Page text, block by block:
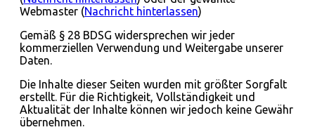
Webmaster (Nachricht hinterlassen)
Gemäß § 28 BDSG widersprechen wir jeder
kommerziellen Verwendung und Weitergabe unserer
Daten.
Die Inhalte dieser Seiten wurden mit größter Sorgfalt
erstellt. Für die Richtigkeit, Vollständigkeit und
Aktualität der Inhalte können wir jedoch keine Gewähr
übernehmen.